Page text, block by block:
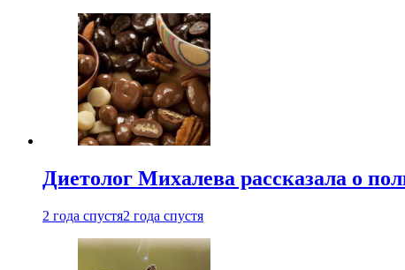
Диетолог Михалева рассказала о
2 года спустя2 года спустя